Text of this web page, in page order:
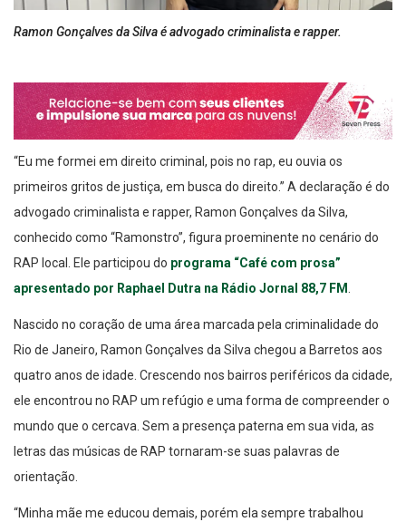
Ramon Gonçalves da Silva é advogado criminalista e rapper.
“Eu me formei em direito criminal, pois no rap, eu ouvia os
primeiros gritos de justiça, em busca do direito.” A declaração é do
advogado criminalista e rapper, Ramon Gonçalves da Silva,
conhecido como “Ramonstro”, figura proeminente no cenário do
RAP local. Ele participou do programa “Café com prosa”
apresentado por Raphael Dutra na Rádio Jornal 88,7 FM .
Nascido no coração de uma área marcada pela criminalidade do
Rio de Janeiro, Ramon Gonçalves da Silva chegou a Barretos aos
quatro anos de idade. Crescendo nos bairros periféricos da cidade,
ele encontrou no RAP um refúgio e uma forma de compreender o
mundo que o cercava. Sem a presença paterna em sua vida, as
letras das músicas de RAP tornaram-se suas palavras de
orientação.
“Minha mãe me educou demais, porém ela sempre trabalhou